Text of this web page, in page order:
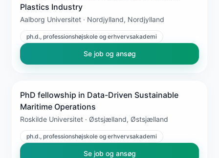
Plastics Industry
Aalborg Universitet · Nordjylland, Nordjylland
ph.d., professionshøjskole og erhvervsakademi
Se job og ansøg
PhD fellowship in Data-Driven Sustainable
Maritime Operations
Roskilde Universitet · Østsjælland, Østsjælland
ph.d., professionshøjskole og erhvervsakademi
Se job og ansøg